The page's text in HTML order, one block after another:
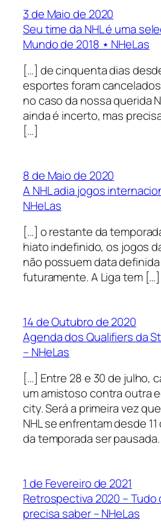
3 de Maio de 2020
Seu time da NHL é uma
Mundo de 2018 ⋆ NHeLas
[…] de cinquenta dias
esportes foram
no caso da nossa querida
ainda é incerto, mas
[…]
8 de Maio de 2020
A NHL adia jogos
NHeLas
[…] o restante da
hiato indefinido, os jogos
não possuem data
futuramente. A Liga tem […]
14 de Outubro de 2020
Agenda dos Qualifiers da
– NHeLas
[…] Entre 28 e 30 de julho,
um amistoso contra outra
city. Será a primeira vez
NHL se enfrentam desde
da temporada ser
1 de Fevereiro de 2021
Retrospectiva 2020 – Tudo
precisa saber – NHeLas